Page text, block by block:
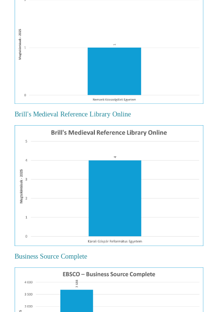
Brill's Medieval Reference Library Online
Business Source Complete